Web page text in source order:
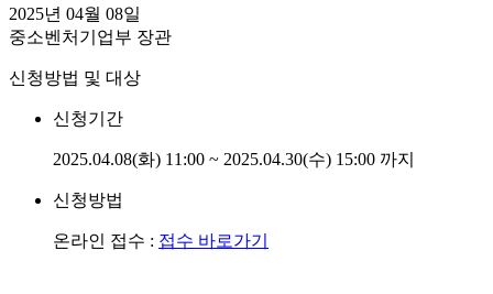
2025년 04월 08일
중소벤처기업부 장관
신청방법 및 대상
신청기간
2025.04.08(화) 11:00 ~ 2025.04.30(수) 15:00 까지
신청방법
온라인 접수 : 접수 바로가기